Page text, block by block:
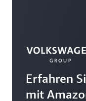
Erfahren
mit